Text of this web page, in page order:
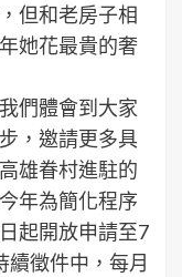
但和老房子相
她花最貴的奢
們體會到大家
，邀請更多具
雄眷村進駐的
年為簡化程序
起開放申請至7
續徵件中，每月